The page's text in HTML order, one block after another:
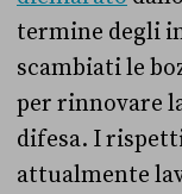
termine degli
scambiati le
per rinnovare
difesa. I
attualmente